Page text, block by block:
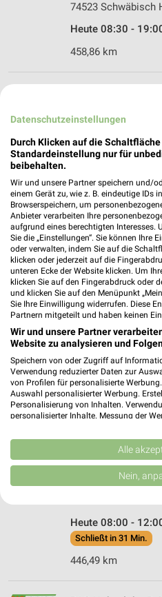
74523 Schwäbisch
Heute 08:30 -
458,86 km
Schmollerstraße 9
74523 Schwäbisch
Heute 08:00 -
456,54 km
Dehner Markt
Raiffeisenstr. 28
74523 Schwäbisch
Heute 09:00 -
456,09 km •
Pflanzen-Kölle
Stuttgarter Straße
70734 Fellbach
Heute 09:00 -
BAG Hohenlohe-
Raiffeisenstraße 4
Heute 08:00 -
Schließt in 31 Min.
446,49 km
Datenschutzeinstellungen
Durch Klicken auf die Schaltfläche
Standardeinstellung nur für
beibehalten.
Wir und unsere Partner speichern und/
einem Gerät zu, wie z. B. eindeutige IDs
Browserspeichern, um
Anbieter verarbeiten Ihre
aufgrund eines berechtigten Interesses.
Sie die „Einstellungen“. Sie können Ihre
oder verwalten, indem Sie auf die
klicken oder jederzeit auf die
unteren Ecke der Website klicken. Um
klicken Sie auf den Fingerabdruck oder
und klicken Sie auf den Menüpunkt
Sie Ihre Einwilligung widerrufen. Diese
Partnern mitgeteilt und haben keinen
Wir und unsere Partner
Website zu analysieren und
Speichern von oder Zugriff auf
Verwendung reduzierter Daten zur
von Profilen für personalisierte
Auswahl personalisierter Werbung.
Personalisierung von Inhalten.
personalisierter Inhalte. Messung der
Kombinationen von Daten aus
Verbesserung der Angebote.
von Inhalten.
Daten können außerhalb der
Website/App.
Partnerliste anzeigen (1 IAB-
Wir nutzen Ihre Daten für folgende
IAB-Verarbeitungszwecke:
auf einem Endgerät
Alle
Nein,